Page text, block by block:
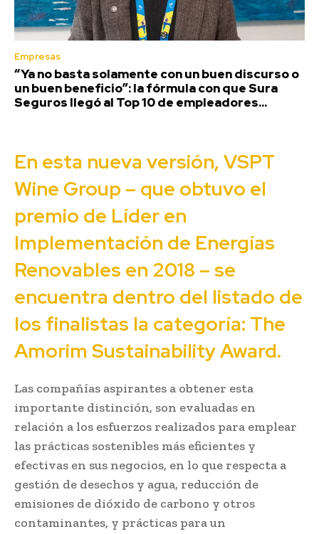
Empresas
“Ya no basta solamente con un buen discurso o
un buen beneficio”: la fórmula con que Sura
Seguros llegó al Top 10 de empleadores...
En esta nueva versión, VSPT
Wine Group – que obtuvo el
premio de Líder en
Implementación de Energías
Renovables en 2018 – se
encuentra dentro del listado de
los finalistas la categoría: The
Amorim Sustainability Award.
Las compañías aspirantes a obtener esta
importante distinción, son evaluadas en
relación a los esfuerzos realizados para emplear
las prácticas sostenibles más eficientes y
efectivas en sus negocios, en lo que respecta a
gestión de desechos y agua, reducción de
emisiones de dióxido de carbono y otros
contaminantes, y prácticas para un